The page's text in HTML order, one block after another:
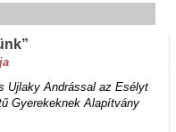
Ujlaky Andrással az Esélyt
Gyerekeknek Alapítvány